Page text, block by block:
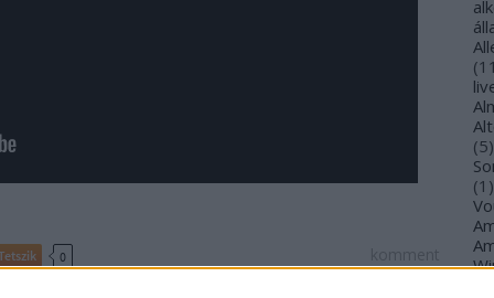
0
(11
(5)
(1 )